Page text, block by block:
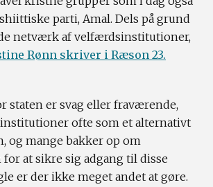
parti, Amal. Dels på grund
netværk af velfærdsinstitutioner,
Rønn skriver i Ræson 23.
staten er svag eller fraværende,
ofte som et alternativt
og mange bakker op om
at sikre sig adgang til disse
er der ikke meget andet at gøre.